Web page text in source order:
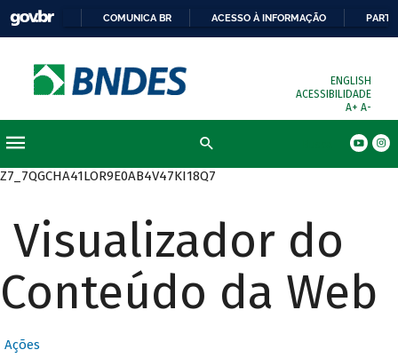
COMUNICA BR ACESSO À INFORMAÇÃO
ENGLISH
ACESSIBILIDADE
A+ A-
Z7_7QGCHA41LOR9E0AB4V47KI18Q7
Visualizador do
Conteúdo da Web
Ações